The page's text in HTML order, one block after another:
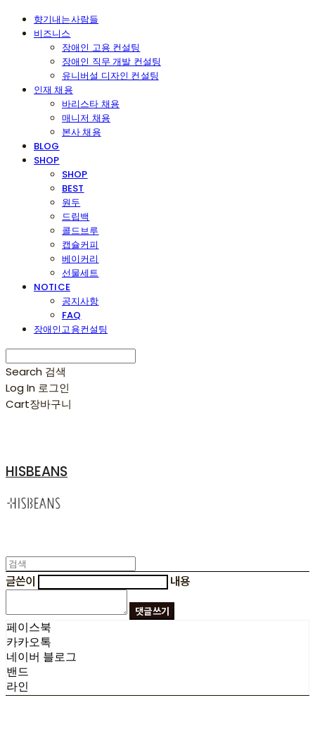
향기내는사람들
비즈니스
장애인 고용 컨설팅
장애인 직무 개발 컨설팅
유니버설 디자인 컨설팅
인재 채용
바리스타 채용
매니저 채용
본사 채용
BLOG
SHOP
SHOP
BEST
원두
드립백
콜드브루
캡슐커피
베이커리
선물세트
NOTICE
공지사항
FAQ
장애인고용컨설팅
Search 검색
Log In 로그인
Cart장바구니
HISBEANS
글쓴이 내용
댓글 쓰기
페이스북
카카오톡
네이버 블로그
밴드
라인